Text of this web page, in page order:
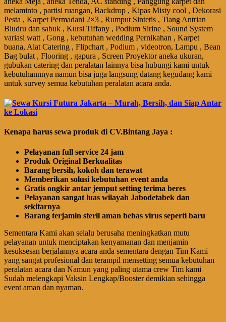
melaminto , partisi ruangan, Backdrop , Kipas Misty cool , Dekorasi
Pesta , Karpet Permadani 2×3 , Rumput Sintetis , Tiang Antrian
Bludru dan sabuk , Kursi Tiffany , Podium Sirine , Sound System
variasi watt , Gong , kebutuhan wedding Pernikahan , Karpet
buana, Alat Catering , Flipchart , Podium , videotron, Lampu , Bean
Bag bulat , Flooring , gapura , Screen Proyektor aneka ukuran,
gubukan catering dan peralatan lainnya bisa hubungi kami untuk
kebutuhannnya namun bisa juga langsung datang kegudang kami
untuk survey semua kebutuhan peralatan acara anda.
Kenapa harus sewa produk di CV.Bintang Jaya :
Pelayanan full service 24 jam
Produk Original Berkualitas
Barang bersih, kokoh dan terawat
Memberikan solusi kebutuhan event anda
Gratis ongkir antar jemput setting terima beres
Pelayanan sangat luas wilayah Jabodetabek dan
sekitarnya
Barang terjamin steril aman bebas virus seperti baru
Sementara Kami akan selalu berusaha meningkatkan mutu
pelayanan untuk menciptakan kenyamanan dan menjamin
kesuksesan berjalannya acara anda sementara dengan Tim Kami
yang sangat profesional dan terampil mensetting semua kebutuhan
peralatan acara dan Namun yang paling utama crew Tim kami
Sudah melengkapi Vaksin Lengkap/Booster demikian sehingga
event aman dan nyaman.